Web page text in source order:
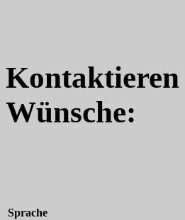
Kontaktieren
Wünsche:
Sprache